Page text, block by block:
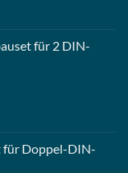
für 2 DIN-
für Doppel-DIN-